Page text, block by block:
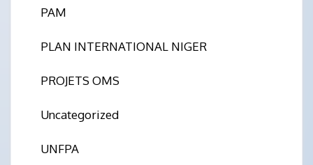
PAM
PLAN INTERNATIONAL NIGER
PROJETS OMS
Uncategorized
UNFPA